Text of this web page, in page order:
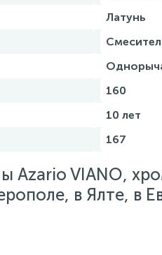
Латунь
160
10 лет
167
Azario VIANO,
в Ялте, в